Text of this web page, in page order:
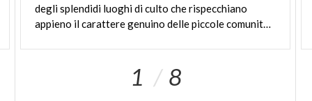
degli splendidi luoghi di culto che rispecchiano
appieno il carattere genuino delle piccole comunità di montagna.
1 8